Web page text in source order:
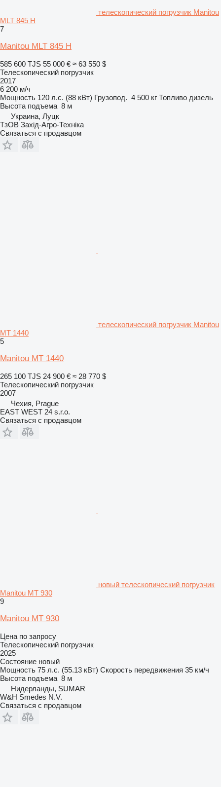
телескопический погрузчик Manitou
MLT 845 H
7
Manitou MLT 845 H
585 600 TJS 55 000 € ≈ 63 550 $
Телескопический погрузчик
2017
6 200 м/ч
Мощность 120 л.с. (88 кВт) Грузопод. 4 500 кг Топливо дизель
Высота подъема 8 м
Украина, Луцк
ТзОВ Захід-Агро-Техніка
Связаться с продавцом
телескопический погрузчик Manitou
MT 1440
5
Manitou MT 1440
265 100 TJS 24 900 € ≈ 28 770 $
Телескопический погрузчик
2007
Чехия, Prague
EAST WEST 24 s.r.o.
Связаться с продавцом
новый телескопический погрузчик
Manitou MT 930
9
Manitou MT 930
Цена по запросу
Телескопический погрузчик
2025
Состояние новый
Мощность 75 л.с. (55.13 кВт) Скорость передвижения 35 км/ч
Высота подъема 8 м
Нидерланды, SUMAR
W&H Smedes N.V.
Связаться с продавцом